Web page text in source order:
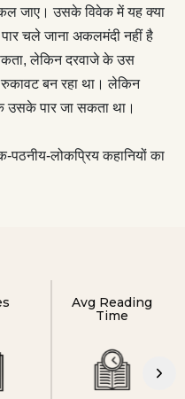
जाए। उसके विवेक में यह क्या
चले जाना अकलमंदी नहीं है
लेकिन दरवाजे के उस
बन रहा था। लेकिन
उसके पार जा सकता था।
पठनीय-लोकप्रिय कहानियों का
Avg Reading
Time